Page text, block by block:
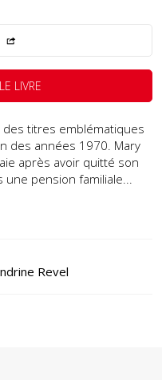
LIVRE
titres emblématiques
des années 1970. Mary
après avoir quitté son
une pension familiale...
Revel